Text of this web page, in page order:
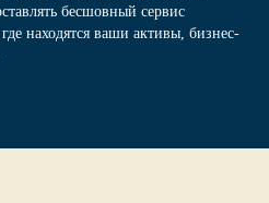
бесшовный сервис
находятся ваши активы, бизнес-